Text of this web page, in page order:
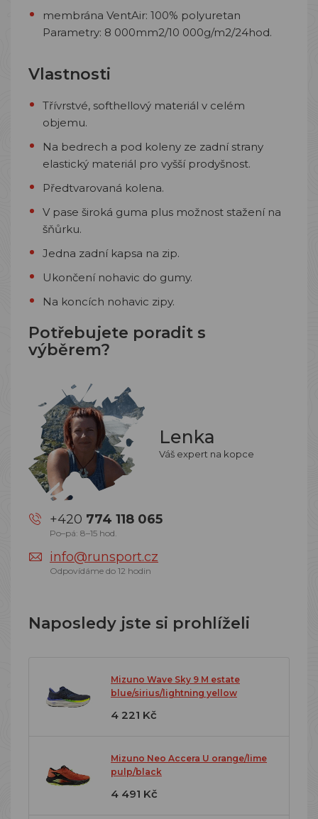
membrána VentAir: 100% polyuretan
Parametry: 8 000mm2/10 000g/m2/24hod.
Vlastnosti
Třívrstvé, softhellový materiál v celém
objemu.
Na bedrech a pod koleny ze zadní strany
elastický materiál pro vyšší prodyšnost.
Předtvarovaná kolena.
V pase široká guma plus možnost stažení na
šňůrku.
Jedna zadní kapsa na zip.
Ukončení nohavic do gumy.
Na koncích nohavic zipy.
Potřebujete poradit s
výběrem?
Lenka
Váš expert na kopce
+420 774 118 065
Po–pá: 8–15 hod.
info@runsport.cz
Odpovídáme do 12 hodin
Naposledy jste si prohlíželi
Mizuno Wave Sky 9 M estate
blue/sirius/lightning yellow
4 221 Kč
Mizuno Neo Accera U orange/lime
pulp/black
4 491 Kč